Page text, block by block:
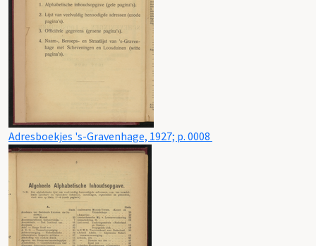
Adresboekjes 's-Gravenhage, 1927; p. 0008